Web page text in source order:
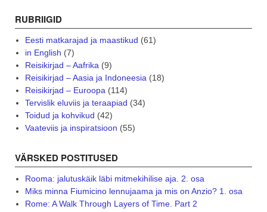
RUBRIIGID
Eesti matkarajad ja maastikud (61)
in English (7)
Reisikirjad – Aafrika(9)
Reisikirjad – Aasia ja Indoneesia(18)
Reisikirjad – Euroopa(114)
Tervislik eluviis ja teraapiad (34)
Toidud ja kohvikud (42)
Vaateviis ja inspiratsioon (55)
VÄRSKED POSTITUSED
Rooma: jalutuskäik läbi mitmekihilise aja. 2. osa
Miks minna Fiumicino lennujaama ja mis on Anzio? 1. osa
Rome: A Walk Through Layers of Time. Part 2